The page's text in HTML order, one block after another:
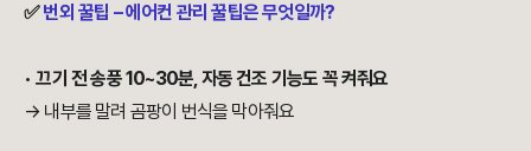
✅번외 꿀팁 – 에어컨 관리 꿀팁은 무엇일까?
•끄기 전 송풍 10~30분, 자동 건조 기능도 꼭 켜줘요
→ 내부를 말려 곰팡이 번식을 막아줘요